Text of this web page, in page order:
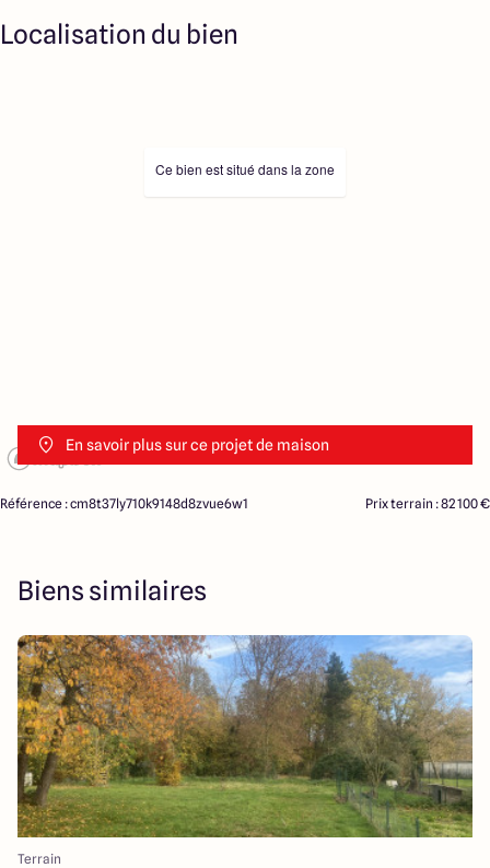
Localisation du bien
En savoir plus sur ce projet de maison
Ce bien est situé dans la zone
Référence : cm8t37ly710k9148d8zvue6w1 Prix terrain : 82 100 €
Biens similaires
Terrain